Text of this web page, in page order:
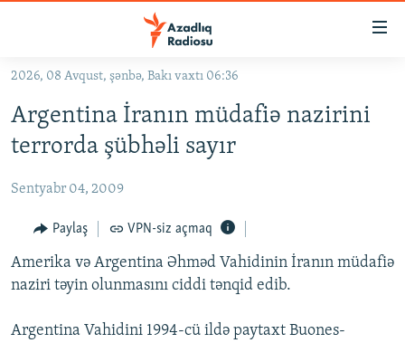
Əsas
qayıt
Əsas
qayıt
#İZAHLA
KORRUPSIOMETR
#ƏSLINDƏ
FƏRQƏ BAX
QANUNI DOĞRU
ARAŞDIRMA
MULTIMEDIA
2026, 08 Avqust, şənbə, Bakı vaxtı 06:36
Argentina İranın müdafiə nazirini
terrorda şübhəli sayır
Sentyabr 04, 2009
Paylaş VPN-siz açmaq
Amerika və Argentina Əhməd Vahidinin İranın müdafiə
naziri təyin olunmasını ciddi tənqid edib.
Argentina Vahidini 1994-cü ildə paytaxt Buones-